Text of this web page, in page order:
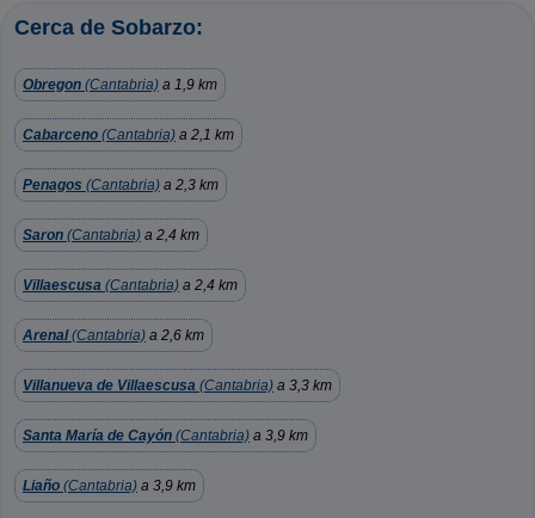
Cerca de Sobarzo:
Obregon (Cantabria) a 1,9 km
Cabarceno (Cantabria) a 2,1 km
Penagos (Cantabria) a 2,3 km
Saron (Cantabria) a 2,4 km
Villaescusa (Cantabria) a 2,4 km
Arenal(Cantabria) a 2,6 km
Villanueva de Villaescusa (Cantabria) a 3,3 km
Santa María de Cayón (Cantabria) a 3,9 km
Liaño (Cantabria) a 3,9 km